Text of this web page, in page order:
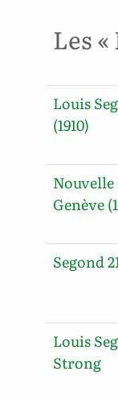
Les
Louis
(1910)
Genève
Segond
Louis
Strong